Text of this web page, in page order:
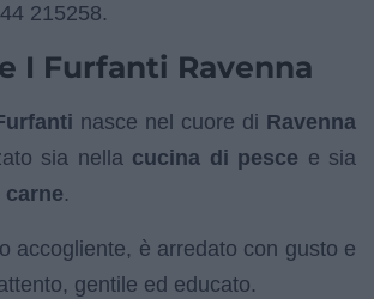
215258.
I Furfanti Ravenna
nasce nel cuore di Ravenna
sia nella cucina di pesce e sia
.
accogliente, è arredato con gusto e
gentile ed educato.